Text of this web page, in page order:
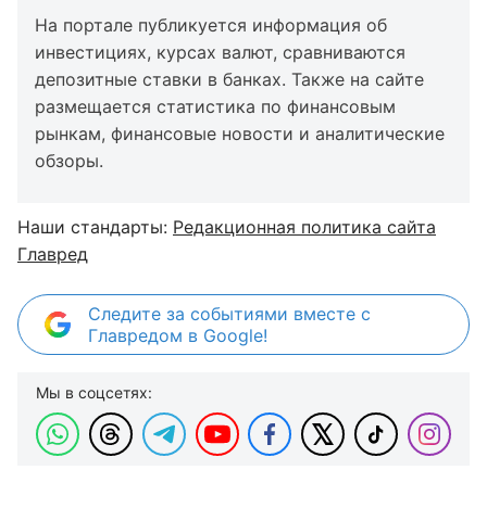
На портале публикуется информация об
инвестициях, курсах валют, сравниваются
депозитные ставки в банках. Также на сайте
размещается статистика по финансовым
рынкам, финансовые новости и аналитические
обзоры.
Наши стандарты: Редакционная политика сайта
Главред
Следите за событиями вместе с
Главредом в Google!
Мы в соцсетях: